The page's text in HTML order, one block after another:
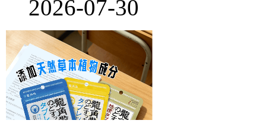
2026-07-30